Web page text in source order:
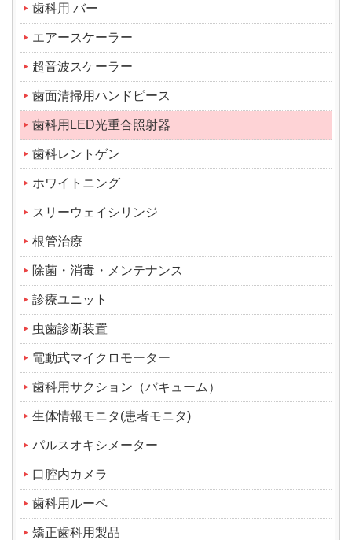
歯科用 バー
エアースケーラー
超音波スケーラー
歯面清掃用ハンドピース
歯科用LED光重合照射器
歯科レントゲン
ホワイトニング
スリーウェイシリンジ
根管治療
除菌・消毒・メンテナンス
診療ユニット
虫歯診断装置
電動式マイクロモーター
歯科用サクション（バキューム）
生体情報モニタ(患者モニタ)
パルスオキシメーター
口腔内カメラ
歯科用ルーペ
矯正歯科用製品